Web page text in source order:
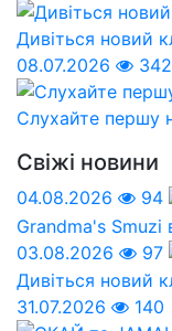
Дивіться новий
08.07.2026
342
Слухайте першу
Свіжі новини
04.08.2026
94
Grandma's Smuzi
03.08.2026
97
Дивіться новий
31.07.2026
140